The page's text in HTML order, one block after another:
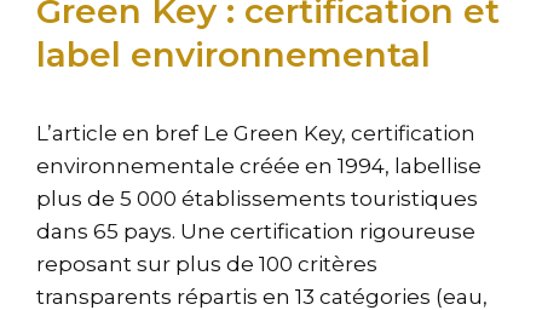
Green Key : certification et
label environnemental
L’article en bref Le Green Key, certification
environnementale créée en 1994, labellise
plus de 5 000 établissements touristiques
dans 65 pays. Une certification rigoureuse
reposant sur plus de 100 critères
transparents répartis en 13 catégories (eau,